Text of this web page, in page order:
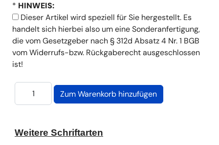
* HINWEIS:
Dieser Artikel wird speziell für Sie hergestellt. Es
handelt sich hierbei also um eine Sonderanfertigung,
die vom Gesetzgeber nach § 312d Absatz 4 Nr. 1 BGB
vom Widerrufs-bzw. Rückgaberecht ausgeschlossen
ist!
Weitere Schriftarten